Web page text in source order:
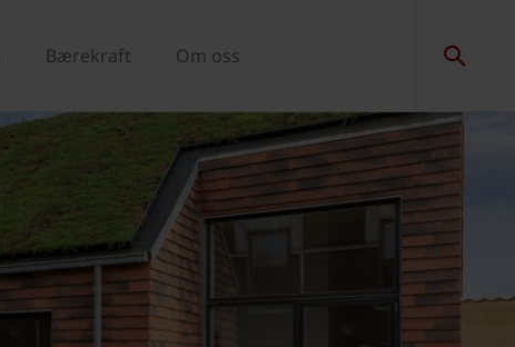
Bærekraft Om oss